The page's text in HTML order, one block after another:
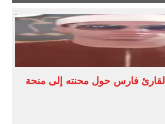
فارس حول محنته إلى منحة